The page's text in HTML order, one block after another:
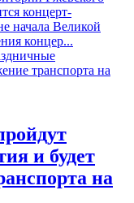
концерт-
начала Великой
концер...
и будет
на